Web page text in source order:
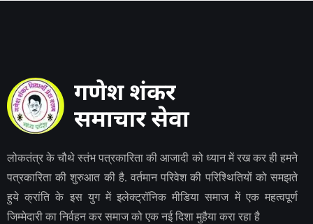
लोकतंत्र के चौथे स्तंभ पत्रकारिता की आजादी को ध्यान में रख कर ही हमने
पत्रकारिता की शुरुआत की है. वर्तमान परिवेश की परिश्थितियों को समझते
हुये क्रांति के इस युग में इलेक्ट्रॉनिक मीडिया समाज में एक महत्वपूर्ण
जिम्मेदारी का निर्वहन कर समाज को एक नई दिशा मुहैया करा रहा है